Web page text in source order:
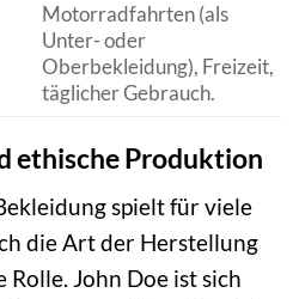
Motorradfahrten (als
Unter- oder
Oberbekleidung), Freizeit,
täglicher Gebrauch.
ethische Produktion
spielt für viele
die Art der Herstellung
John Doe ist sich